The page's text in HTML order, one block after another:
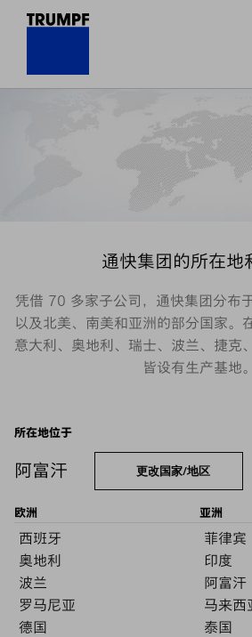
通快集团的所在地
凭借 70 多家子公司，通快集团分布
以及北美、南美和亚洲的部分国家。
意大利、奥地利、瑞士、波兰、捷克
皆设有生产基地。
所在地位于
阿富汗 更改国家/地区
欧洲
西班牙
奥地利
波兰
罗马尼亚
德国
亚洲
菲律宾
印度
阿富汗
马来西
泰国